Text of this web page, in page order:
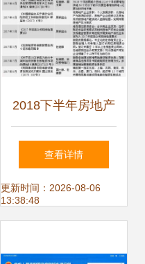
2018下半年房地产
行业信用风险展望
及投资策略 物业管
查看详情
更新时间：2026-08-06
13:38:48